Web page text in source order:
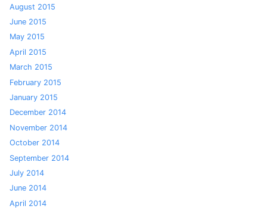
August 2015
June 2015
May 2015
April 2015
March 2015
February 2015
January 2015
December 2014
November 2014
October 2014
September 2014
July 2014
June 2014
April 2014